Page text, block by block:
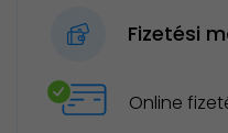
Fizetési
Online